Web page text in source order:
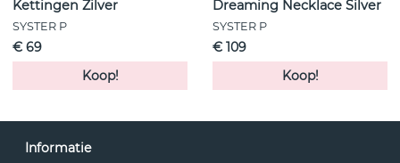
Kettingen Zilver
SYSTER P
€ 69
Koop!
Dreaming Necklace Silver
SYSTER P
€ 109
Koop!
Informatie